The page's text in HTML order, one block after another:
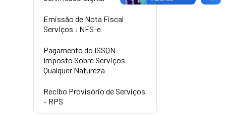
Emissão de Nota Fiscal
Serviços : NFS-e
Pagamento do ISSQN –
Imposto Sobre Serviços
Qualquer Natureza
Recibo Provisório de Serviços
– RPS